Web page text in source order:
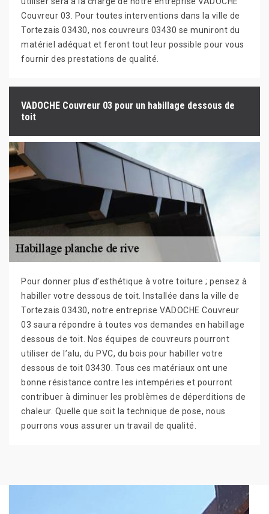
Couvreur 03. Pour toutes interventions dans la ville de
Tortezais 03430, nos couvreurs 03430 se muniront du
matériel adéquat et feront tout leur possible pour vous
fournir des prestations de qualité.
VADOCHE Couvreur 03 pour un habillage dessous de
toit
Pour donner plus d’esthétique à votre toiture ; pensez à
habiller votre dessous de toit. Installée dans la ville de
Tortezais 03430, notre entreprise VADOCHE Couvreur
03 saura répondre à toutes vos demandes en habillage
dessous de toit. Nos équipes de couvreurs pourront
utiliser de l’alu, du PVC, du bois pour habiller votre
dessous de toit 03430. Tous ces matériaux ont une
bonne résistance contre les intempéries et pourront
contribuer à diminuer les problèmes de déperditions de
chaleur. Quelle que soit la technique de pose, nous
pourrons vous assurer un travail de qualité.